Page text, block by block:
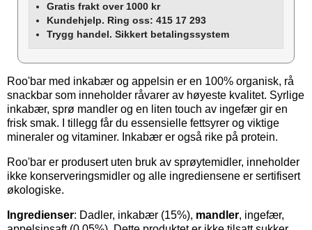
Gratis frakt over 1000 kr
Kundehjelp. Ring oss: 415 17 293
Trygg handel. Sikkert betalingssystem
Roo'bar med inkabær og appelsin er en 100% organisk, rå
snackbar som inneholder råvarer av høyeste kvalitet. Syrlige
inkabær, sprø mandler og en liten touch av ingefær gir en
frisk smak. I tillegg får du essensielle fettsyrer og viktige
mineraler og vitaminer. Inkabær er også rike på protein.
Roo'bar er produsert uten bruk av sprøytemidler, inneholder
ikke konserveringsmidler og alle ingrediensene er sertifisert
økologiske.
Ingredienser: Dadler, inkabær (15%), mandler, ingefær,